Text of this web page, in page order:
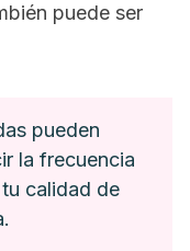
puede ser
pueden
la frecuencia
calidad de